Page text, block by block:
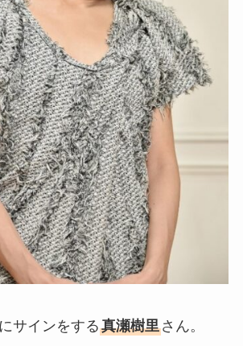
サインをする真瀬樹里さん。